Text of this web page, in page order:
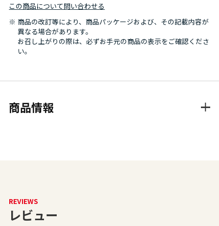
この商品について問い合わせる
商品の改訂等により、商品パッケージおよび、その記載内容が
異なる場合があります。
お召し上がりの際は、必ずお手元の商品の表示をご確認くださ
い。
商品情報
REVIEWS
レビュー